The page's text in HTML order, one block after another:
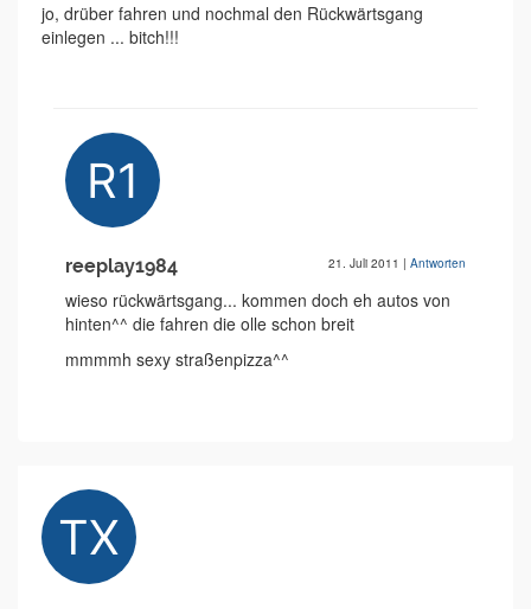
jo, drüber fahren und nochmal den Rückwärtsgang
einlegen ... bitch!!!
reeplay1984 21. Juli 2011 | Antworten
wieso rückwärtsgang... kommen doch eh autos von
hinten^^ die fahren die olle schon breit
mmmmh sexy straßenpizza^^